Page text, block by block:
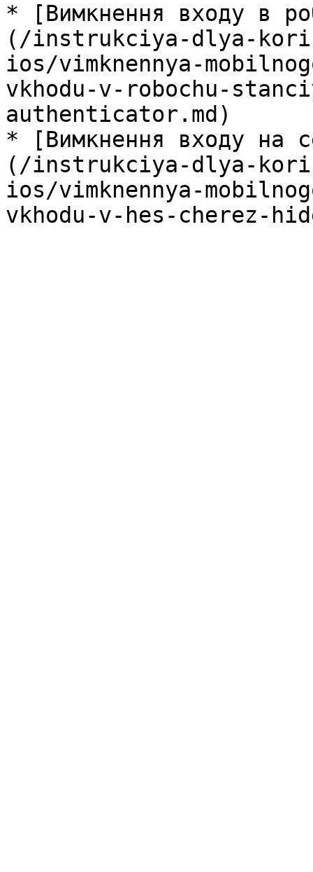
* [Вимкнення входу в
(/instrukciya-dlya-
ios/vimknennya-
vkhodu-v-robochu-
authenticator.md)
* [Вимкнення входу на
(/instrukciya-dlya-
ios/vimknennya-